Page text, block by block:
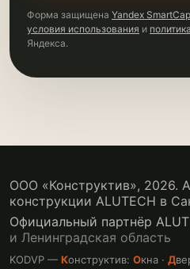
Форма защищена Yandex
условия использования и
Яндекса.
ООО «Конструктив», 2026.
конструкции ALUTECH в
Официальный партнёр
и Ленинградская область
KODVP — Конструктив: Окна · Д